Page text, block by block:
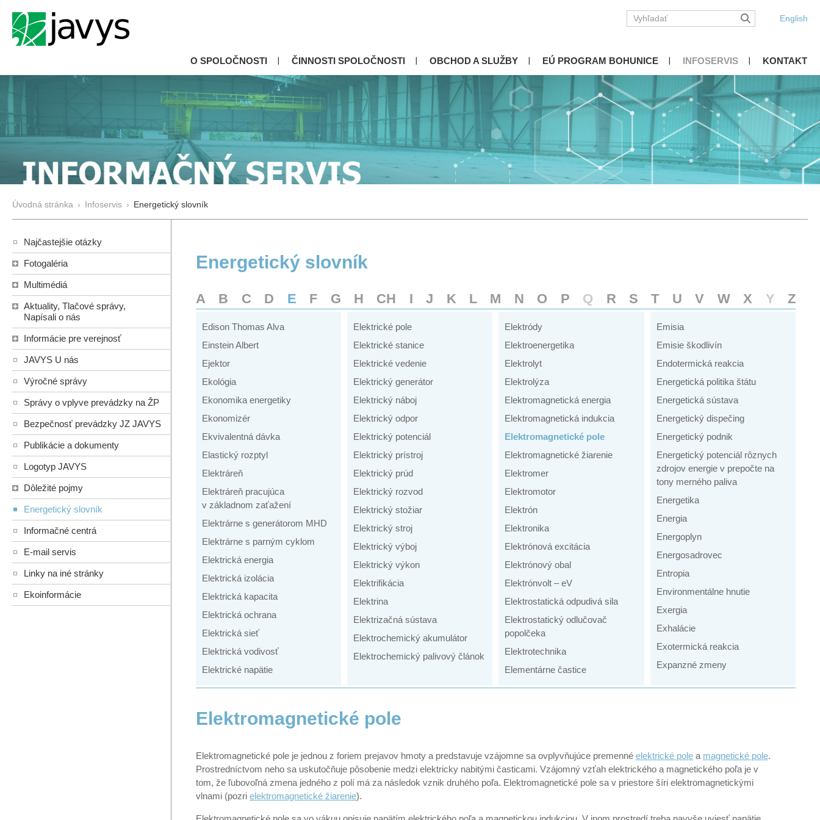
English
O SPOLOČNOSTI ČINNOSTI SPOLOČNOSTI OBCHOD A SLUŽBY EÚ PROGRAM BOHUNICE INFOSERVIS KONTAKT
Úvodná stránka › Infoservis › Energetický slovník
Najčastejšie otázky
Fotogaléria
Multimédiá
Aktuality, Tlačové správy,
Napísali o nás
Informácie pre verejnosť
JAVYS U nás
Výročné správy
Správy o vplyve prevádzky na ŽP
Bezpečnosť prevádzky JZ JAVYS
Publikácie a dokumenty
Logotyp JAVYS
Dôležité pojmy
Energetický slovník
Informačné centrá
E-mail servis
Linky na iné stránky
Ekoinformácie
Energetický slovník
A B C D E F G H CH I J K L M N O P Q R S T U V W X Y Z
Edison Thomas Alva
Einstein Albert
Ejektor
Ekológia
Ekonomika energetiky
Ekonomizér
Ekvivalentná dávka
Elastický rozptyl
Elektráreň
Elektráreň pracujúca
v základnom zaťažení
Elektrárne s generátorom MHD
Elektrárne s parným cyklom
Elektrická energia
Elektrická izolácia
Elektrická kapacita
Elektrická ochrana
Elektrická sieť
Elektrická vodivosť
Elektrické napätie
Elektrické pole
Elektrické stanice
Elektrické vedenie
Elektrický generátor
Elektrický náboj
Elektrický odpor
Elektrický potenciál
Elektrický prístroj
Elektrický prúd
Elektrický rozvod
Elektrický stožiar
Elektrický stroj
Elektrický výboj
Elektrický výkon
Elektrifikácia
Elektrina
Elektrizačná sústava
Elektrochemický akumulátor
Elektrochemický palivový článok
Elektródy
Elektroenergetika
Elektrolyt
Elektrolýza
Elektromagnetická energia
Elektromagnetická indukcia
Elektromagnetické pole
Elektromagnetické žiarenie
Elektromer
Elektromotor
Elektrón
Elektronika
Elektrónová excitácia
Elektrónový obal
Elektrónvolt – eV
Elektrostatická odpudivá sila
Elektrostatický odlučovač
popolčeka
Elektrotechnika
Elementárne častice
Emisia
Emisie škodlivín
Endotermická reakcia
Energetická politika štátu
Energetická sústava
Energetický dispečing
Energetický podnik
Energetický potenciál rôznych
zdrojov energie v prepočte na
tony merného paliva
Energetika
Energia
Energoplyn
Energosadrovec
Entropia
Environmentálne hnutie
Exergia
Exhalácie
Exotermická reakcia
Expanzné zmeny
Elektromagnetické pole
Elektromagnetické pole je jednou z foriem prejavov hmoty a predstavuje vzájomne sa ovplyvňujúce premenné elektrické pole a magnetické pole.
Prostredníctvom neho sa uskutočňuje pôsobenie medzi elektricky nabitými časticami. Vzájomný vzťah elektrického a magnetického poľa je v
tom, že ľubovoľná zmena jedného z polí má za následok vznik druhého poľa. Elektromagnetické pole sa v priestore šíri elektromagnetickými
vlnami (pozri elektromagnetické žiarenie).